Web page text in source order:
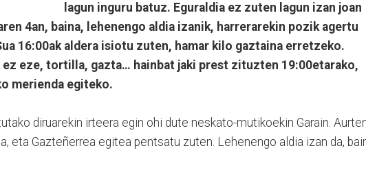
lagun inguru batuz. Eguraldia ez zuten lagun izan joan
4an, baina, lehenengo aldia izanik, harrerarekin pozik agertu
16:00ak aldera isiotu zuten, hamar kilo gaztaina erretzeko.
ez eze, tortilla, gazta… hainbat jaki prest zituzten 19:00etarako,
merienda egiteko.
diruarekin irteera egin ohi dute neskato-mutikoekin Garain.
eta Gazteñerrea egitea pentsatu zuten. Lehenengo aldia izan da,